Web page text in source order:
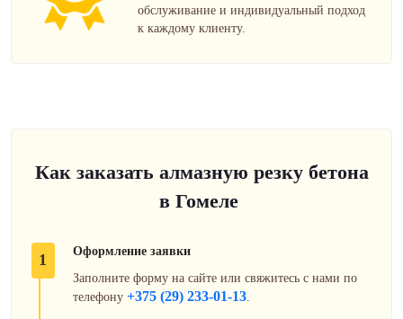
обслуживание и индивидуальный подход
к каждому клиенту.
Как заказать алмазную резку бетона
в Гомеле
1
Оформление заявки
Заполните форму на сайте или свяжитесь с нами по
телефону +375 (29) 233-01-13.